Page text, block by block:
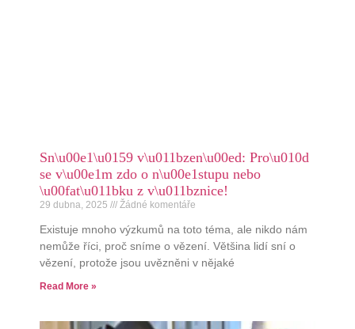
Sn\u00e1\u0159 v\u011bzen\u00ed: Pro\u010d
se v\u00e1m zdo o n\u00e1stupu nebo
\u00fat\u011bku z v\u011bznice!
29 dubna, 2025 Žádné komentáře
Existuje mnoho výzkumů na toto téma, ale nikdo nám
nemůže říci, proč sníme o vězení. Většina lidí sní o
vězení, protože jsou uvězněni v nějaké
Read More »